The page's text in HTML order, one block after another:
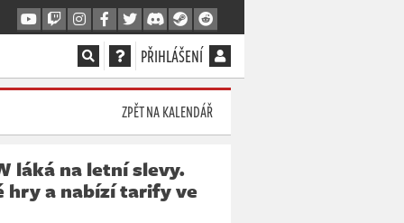
PŘIHLÁŠENÍ
ZPĚT NA KALENDÁŘ
láká na letní slevy.
hry a nabízí tarify ve